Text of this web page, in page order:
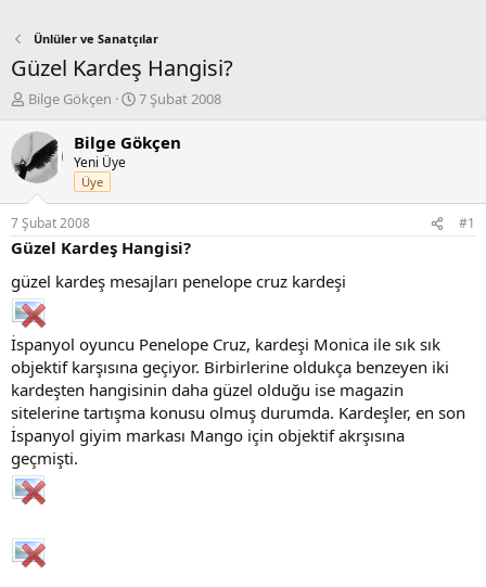
Ünlüler ve Sanatçılar
Güzel Kardeş Hangisi?
K
n
b
u
y
u
b
a
ş
l
a
t
a
n
Bilge Gökçen
B
ş
ı
ç
a
h
7 Şubat 2008
Bilge Gökçen
Yeni Üye
Üye
7 Şubat 2008 #1
Güzel Kardeş Hangisi?
güzel kardeş mesajları penelope cruz kardeşi
İspanyol oyuncu Penelope Cruz, kardeşi Monica ile sık sık
objektif karşısına geçiyor. Birbirlerine oldukça benzeyen iki
kardeşten hangisinin daha güzel olduğu ise magazin
sitelerine tartışma konusu olmuş durumda. Kardeşler, en son
İspanyol giyim markası Mango için objektif akrşısına
geçmişti.